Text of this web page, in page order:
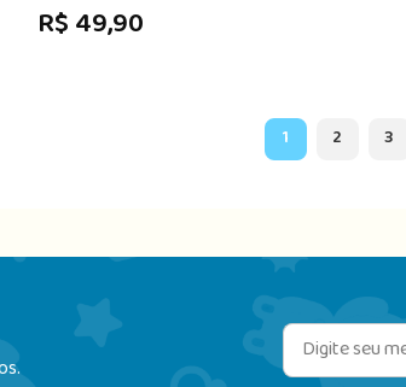
R$ 49,90
1 2 3